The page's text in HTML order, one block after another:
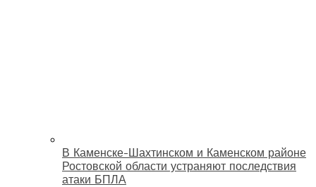
В Каменске-Шахтинском и Каменском районе
Ростовской области устраняют последствия
атаки БПЛА